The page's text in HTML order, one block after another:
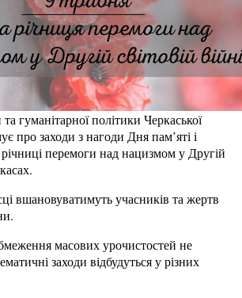
гуманітарної політики Черкаської
про заходи з нагоди Дня пам’яті і
перемоги над нацизмом у Другій
вшановуватимуть учасників та жертв
масових урочистостей не
заходи відбудуться у різних